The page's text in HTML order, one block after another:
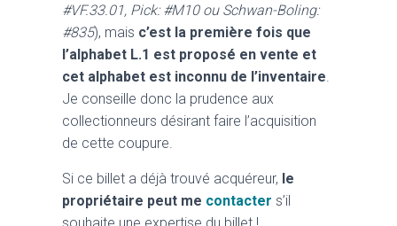
#VF.33.01, Pick: #M10 ou Schwan-Boling:
#835), mais c’est la première fois que
l’alphabet L.1 est proposé en vente et
cet alphabet est inconnu de l’inventaire.
Je conseille donc la prudence aux
collectionneurs désirant faire l’acquisition
de cette coupure.
Si ce billet a déjà trouvé acquéreur, le
propriétaire peut me contacter s’il